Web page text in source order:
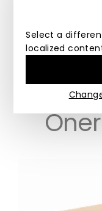
Select a
localized
Malzeme
Bu ürün masif
ahşap malzeme
özgüdür. Ölçülerde